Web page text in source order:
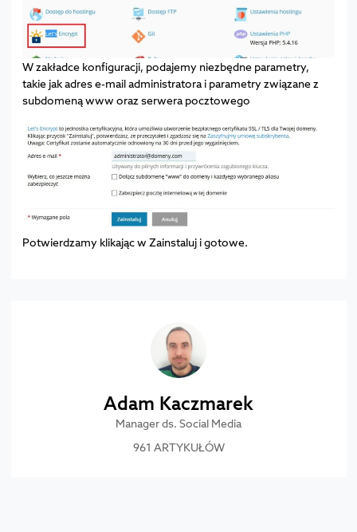
W zakładce konfiguracji, podajemy niezbędne parametry,
takie jak adres e-mail administratora i parametry związane z
subdomeną www oraz serwera pocztowego
Potwierdzamy klikając w Zainstaluj i gotowe.
Adam Kaczmarek
Manager ds. Social Media
961 ARTYKUŁÓW